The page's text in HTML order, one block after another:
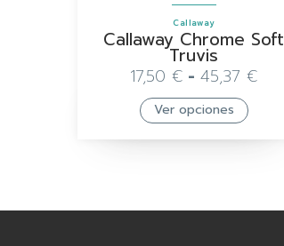
Callaway
Callaway Chrome Soft
Truvis
17,50 € - 45,37 €
Ver opciones